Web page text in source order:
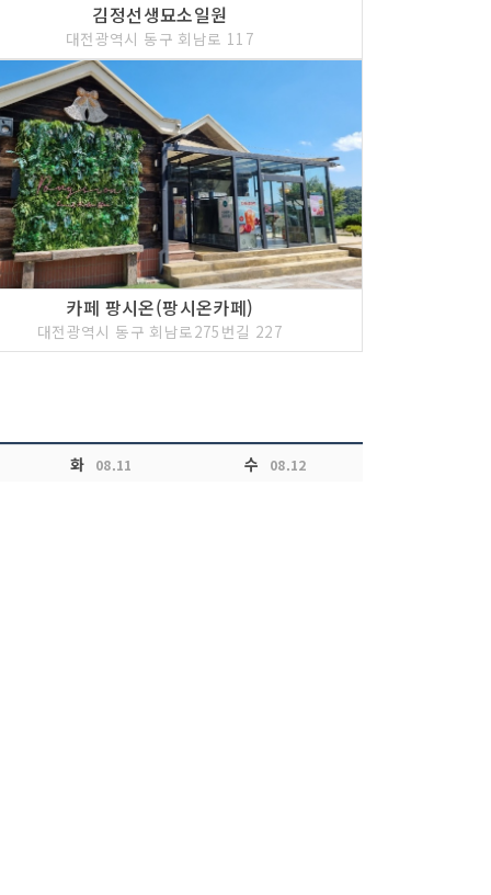
김정선생묘소일원
대전광역시 동구 회남로 117
카페 팡시온(팡시온카페)
대전광역시 동구 회남로275번길 227
화 08.11 수 08.12